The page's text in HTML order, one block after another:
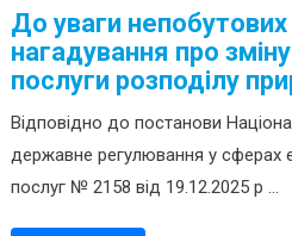
До уваги
нагадування про
послуги розподілу
Відповідно до постанови
державне регулювання у сферах
послуг № 2158 від 19.12.2025 р ...